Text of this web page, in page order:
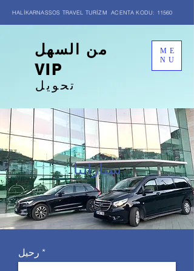
تحويل
من السهل
VIP
ME
NU
HALİKARNASSOS TRAVEL TURİZM ACENTA KODU: 11560
سياراتنا
رحيل